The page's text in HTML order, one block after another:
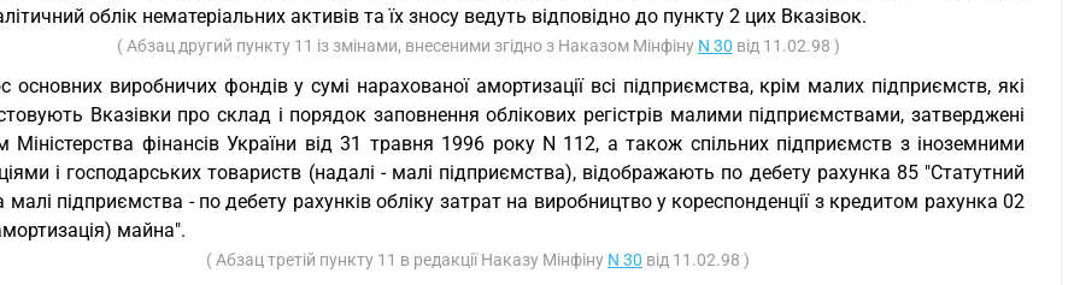
облік нематеріальних активів та їх зносу ведуть відповідно до пункту 2 цих Вказівок.
( Абзац другий пункту 11 із змінами, внесеними згідно з Наказом Мінфіну N 30 від 11.02.98 )
основних виробничих фондів у сумі нарахованої амортизації всі підприємства, крім малих підприємств, які
Вказівки про склад і порядок заповнення облікових регістрів малими підприємствами, затверджені
Міністерства фінансів України від 31 травня 1996 року N 112, а також спільних підприємств з іноземними
і господарських товариств (надалі - малі підприємства), відображають по дебету рахунка 85 "Статутний
малі підприємства - по дебету рахунків обліку затрат на виробництво у кореспонденції з кредитом рахунка 02
майна".
( Абзац третій пункту 11 в редакції Наказу Мінфіну N 30 від 11.02.98 )